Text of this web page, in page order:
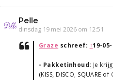
Pelle
dinsdag 19 mei 2026 om 12:51
Graze schreef: ↑19-
- Pakketinhoud: Je
(KISS, DISCO, SQUARE of